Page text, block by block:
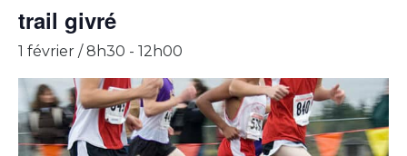
trail givré
1 février / 8h30 - 12h00